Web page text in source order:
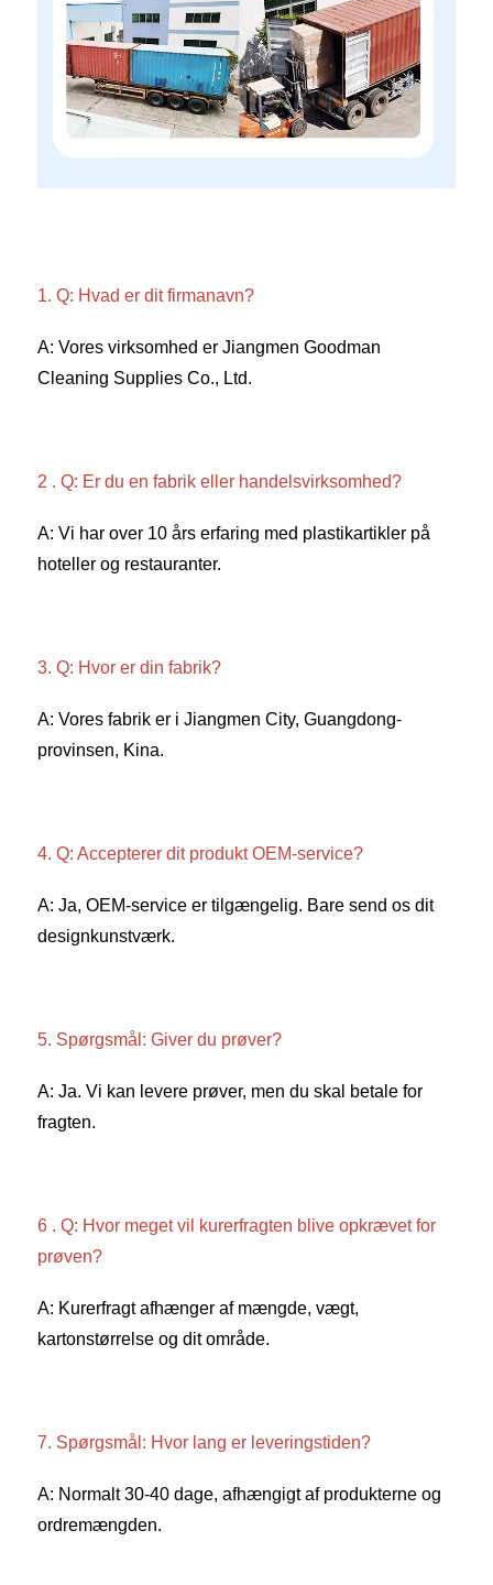
1. Q: Hvad er dit firmanavn?
A: Vores virksomhed er Jiangmen Goodman
Cleaning Supplies Co., Ltd.
2 . Q: Er du en fabrik eller handelsvirksomhed?
A: Vi har over 10 års erfaring med plastikartikler på
hoteller og restauranter.
3. Q: Hvor er din fabrik?
A: Vores fabrik er i Jiangmen City, Guangdong-
provinsen, Kina.
4. Q: Accepterer dit produkt OEM-service?
A: Ja, OEM-service er tilgængelig. Bare send os dit
designkunstværk.
5. Spørgsmål: Giver du prøver?
A: Ja. Vi kan levere prøver, men du skal betale for
fragten.
6 . Q: Hvor meget vil kurerfragten blive opkrævet for
prøven?
A: Kurerfragt afhænger af mængde, vægt,
kartonstørrelse og dit område.
7. Spørgsmål: Hvor lang er leveringstiden?
A: Normalt 30-40 dage, afhængigt af produkterne og
ordremængden.